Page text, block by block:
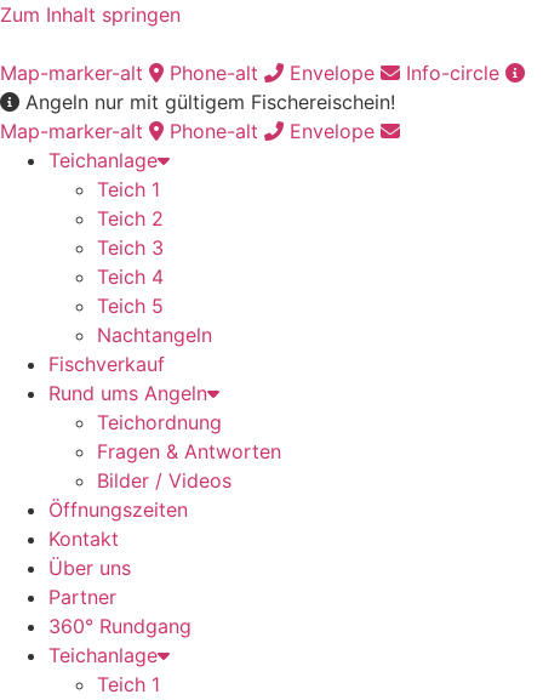
Zum Inhalt springen
Map-marker-alt Phone-alt Envelope
Info-circle
Angeln nur mit gültigem Fischereischein!
Map-marker-alt
Phone-alt
Envelope
Teichanlage
Teich 1
Teich 2
Teich 3
Teich 4
Teich 5
Nachtangeln
Fischverkauf
Rund ums Angeln
Teichordnung
Fragen & Antworten
Bilder / Videos
Öffnungszeiten
Kontakt
Über uns
Partner
360° Rundgang
Teichanlage
Teich 1